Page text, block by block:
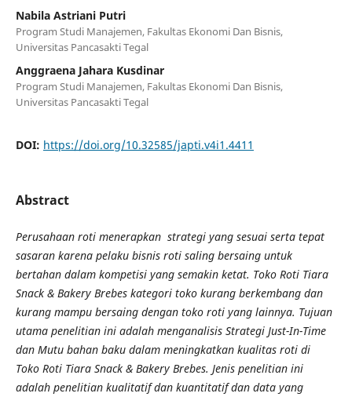
Nabila Astriani Putri
Program Studi Manajemen, Fakultas Ekonomi Dan Bisnis,
Universitas Pancasakti Tegal
Anggraena Jahara Kusdinar
Program Studi Manajemen, Fakultas Ekonomi Dan Bisnis,
Universitas Pancasakti Tegal
DOI: https://doi.org/10.32585/japti.v4i1.4411
Abstract
Perusahaan roti menerapkan strategi yang sesuai serta tepat
sasaran karena pelaku bisnis roti saling bersaing untuk
bertahan dalam kompetisi yang semakin ketat. Toko Roti Tiara
Snack & Bakery Brebes kategori toko kurang berkembang dan
kurang mampu bersaing dengan toko roti yang lainnya. Tujuan
utama penelitian ini adalah menganalisis Strategi Just-In-Time
dan Mutu bahan baku dalam meningkatkan kualitas roti di
Toko Roti Tiara Snack & Bakery Brebes. Jenis penelitian ini
adalah penelitian kualitatif dan kuantitatif dan data yang